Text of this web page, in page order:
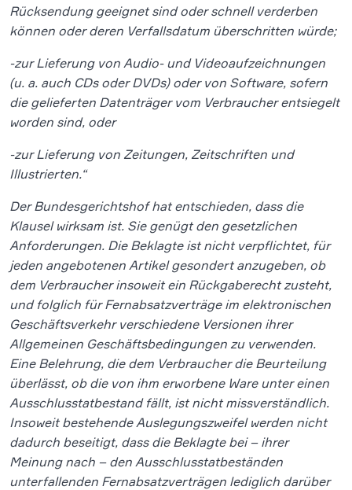
Rücksendung geeignet sind oder schnell verderben
können oder deren Verfallsdatum überschritten würde;
-zur Lieferung von Audio- und Videoaufzeichnungen
(u. a. auch CDs oder DVDs) oder von Software, sofern
die gelieferten Datenträger vom Verbraucher entsiegelt
worden sind, oder
-zur Lieferung von Zeitungen, Zeitschriften und
Illustrierten.“
Der Bundesgerichtshof hat entschieden, dass die
Klausel wirksam ist. Sie genügt den gesetzlichen
Anforderungen. Die Beklagte ist nicht verpflichtet, für
jeden angebotenen Artikel gesondert anzugeben, ob
dem Verbraucher insoweit ein Rückgaberecht zusteht,
und folglich für Fernabsatzverträge im elektronischen
Geschäftsverkehr verschiedene Versionen ihrer
Allgemeinen Geschäftsbedingungen zu verwenden.
Eine Belehrung, die dem Verbraucher die Beurteilung
überlässt, ob die von ihm erworbene Ware unter einen
Ausschlusstatbestand fällt, ist nicht missverständlich.
Insoweit bestehende Auslegungszweifel werden nicht
dadurch beseitigt, dass die Beklagte bei – ihrer
Meinung nach – den Ausschlusstatbeständen
unterfallenden Fernabsatzverträgen lediglich darüber